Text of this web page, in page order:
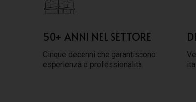
50+ ANNI NEL SETTORE
Cinque decenni che garantiscono
esperienza e professionalità.